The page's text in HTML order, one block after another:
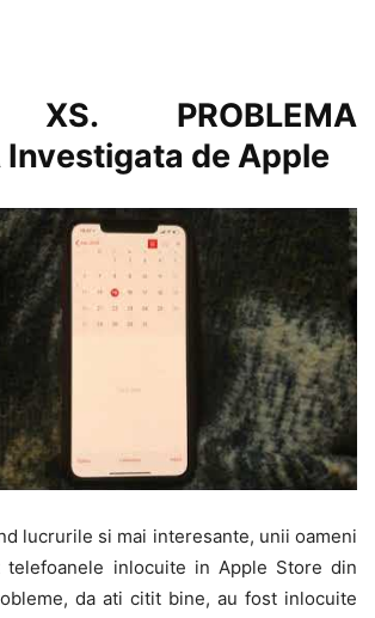
XS. PROBLEMA
Investigata de Apple
lucrurile si mai interesante, unii oameni
telefoanele inlocuite in Apple Store din
da ati citit bine, au fost inlocuite